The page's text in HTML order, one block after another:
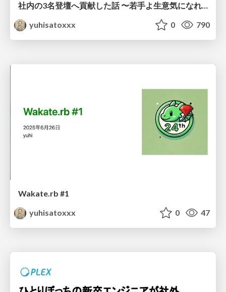
社内の3名登壇へ貢献した話 〜若手よ生意気になれ〜
yuhisatoxxx
0 790
Wakate.rb #1
yuhisatoxxx
0 47